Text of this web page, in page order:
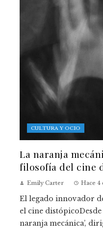
CULTURA Y OCIO
La naranja
filosofía del cine
Emily Carter Hace 4
El legado innovador
el cine distópicoDesde
naranja mecánica’,